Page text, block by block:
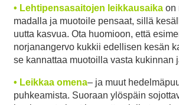
• Lehtipensasaitojen leikkausaika on
madalla ja muotoile pensaat, sillä
uutta kasvua. Ota huomioon, että
norjanangervo kukkii edellisen kesän
se kannattaa muotoilla vasta kukinnan
• Leikkaa omena– ja muut
puhkeamista. Suoraan ylöspäin